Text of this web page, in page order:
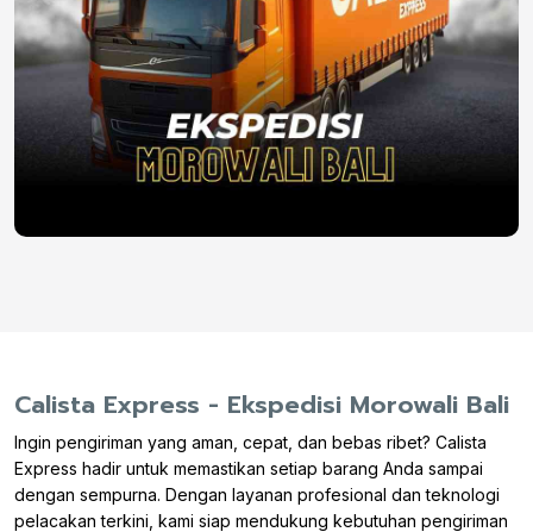
Calista Express - Ekspedisi Morowali Bali
Ingin pengiriman yang aman, cepat, dan bebas ribet? Calista
Express hadir untuk memastikan setiap barang Anda sampai
dengan sempurna. Dengan layanan profesional dan teknologi
pelacakan terkini, kami siap mendukung kebutuhan pengiriman